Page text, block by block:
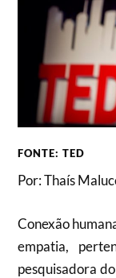
FONTE: TED
Por: Thaís
Conexão
empatia,
pesquisadora